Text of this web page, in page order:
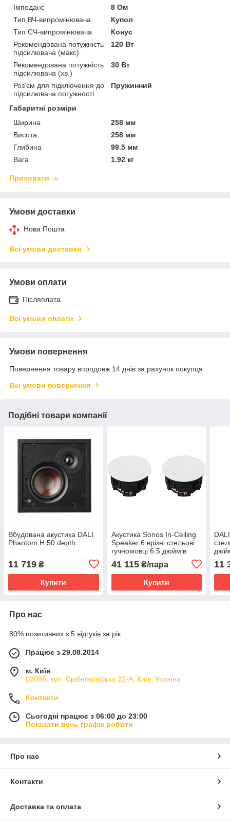
Імпеданс
8 Ом
Тип ВЧ-випромінювача
Купол
Тип СЧ-випромінювача
Конус
Рекомендована потужність
підсилювача (макс)
120 Вт
Рекомендована потужність
підсилювача (хв.)
30 Вт
Роз'єм для підключення до
підсилювача потужності
Пружинний
Габаритні розміри
Ширина
258 мм
Висота
258 мм
Глибина
99.5 мм
Вага
1.92 кг
Приховати
Умови доставки
Нова Пошта
Всі умови доставки
Умови оплати
Післяплата
Всі умови оплати
Умови повернення
Повернення товару впродовж 14 днів за рахунок покупця
Всі умови повернення
Подібні товари компанії
Вбудована акустика DALI
Phantom H 50 depth
11 719 ₴
Купити
Акустика Sonos In-Ceiling
Speaker 6 врізні стельові
гучномовці 6.5 дюймів
41 115₴/пара
Купити
11
Про нас
80% позитивних з 5 відгуків за рік
Працює з 29.08.2014
м. Київ
02095, вул. Срібнокільська 22-А, Київ, Україна
Контакти
Сьогодні працює з 06:00 до 23:00
Показати весь графік роботи
Про нас
Контакти
Доставка та оплата